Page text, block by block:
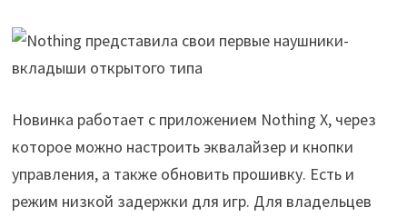
Новинка работает с приложением Nothing X, через
которое можно настроить эквалайзер и кнопки
управления, а также обновить прошивку. Есть и
режим низкой задержки для игр. Для владельцев